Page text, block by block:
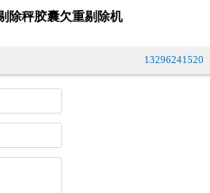
除秤胶囊欠重剔除机
13296241520